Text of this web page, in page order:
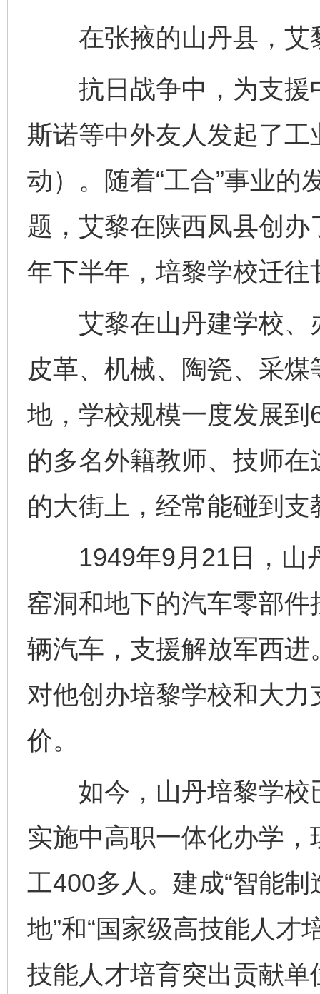
在张掖的山丹县，艾
抗日战争中，为支援
斯诺等中外友人发起了工
动）。随着“工合”事业的
题，艾黎在陕西凤县创
年下半年，培黎学校迁往
艾黎在山丹建学校、
皮革、机械、陶瓷、采
地，学校规模一度发展
的多名外籍教师、技师
的大街上，经常能碰到支
1949年9月21日，山
窑洞和地下的汽车零部
辆汽车，支援解放军西
对他创办培黎学校和大
价。
如今，山丹培黎学校
实施中高职一体化办学
工400多人。建成“智能
地”和“国家级高技能人才
技能人才培育突出贡献单